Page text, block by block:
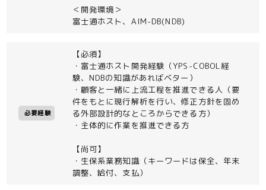
＜開発環境＞
富士通ホスト、AIM-DB(NDB)
必要経験
【必須】
・富士通ホスト開発経験（YPS-COBOL経
験、NDBの知識があればベター）
・顧客と一緒に上流工程を推進できる人（要
件をもとに現行解析を行い、修正方針を固め
る外部設計的なところからできる方）
・主体的に作業を推進できる方
【尚可】
・生保系業務知識（キーワードは保全、年末
調整、給付、支払）